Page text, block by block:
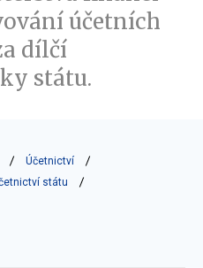
účetních
dílčí
státu.
Účetnictví
státu